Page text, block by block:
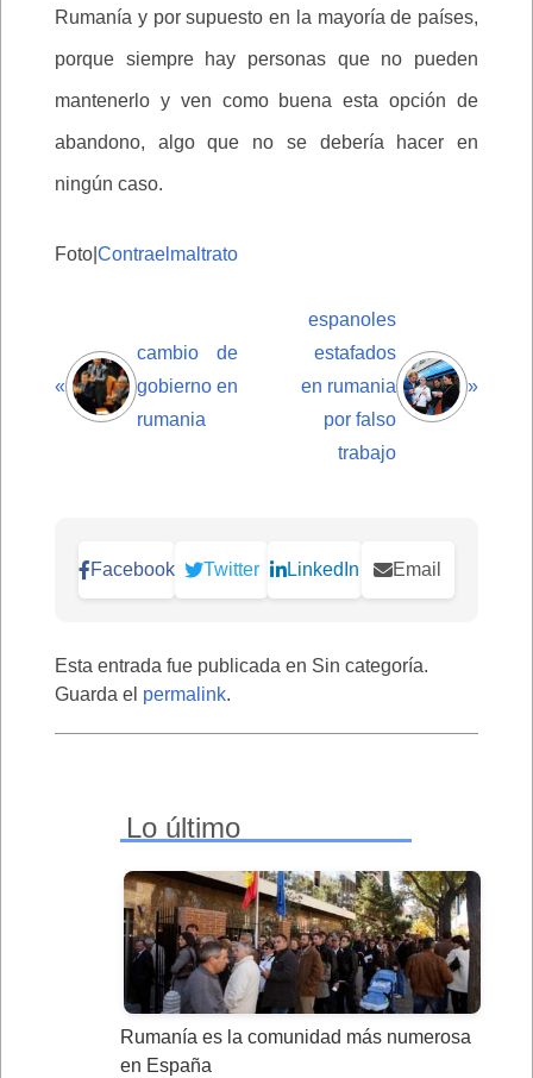
Rumanía y por supuesto en la mayoría de países,
porque siempre hay personas que no pueden
mantenerlo y ven como buena esta opción de
abandono, algo que no se debería hacer en
ningún caso.
Foto| Contraelmaltrato
«
cambio de
gobierno en
rumania
espanoles
estafados
en rumania
por falso
trabajo
»
Facebook Twitter LinkedIn Email
Esta entrada fue publicada en Sin categoría.
Guarda el permalink.
Lo último
Rumanía es la comunidad más numerosa
en España